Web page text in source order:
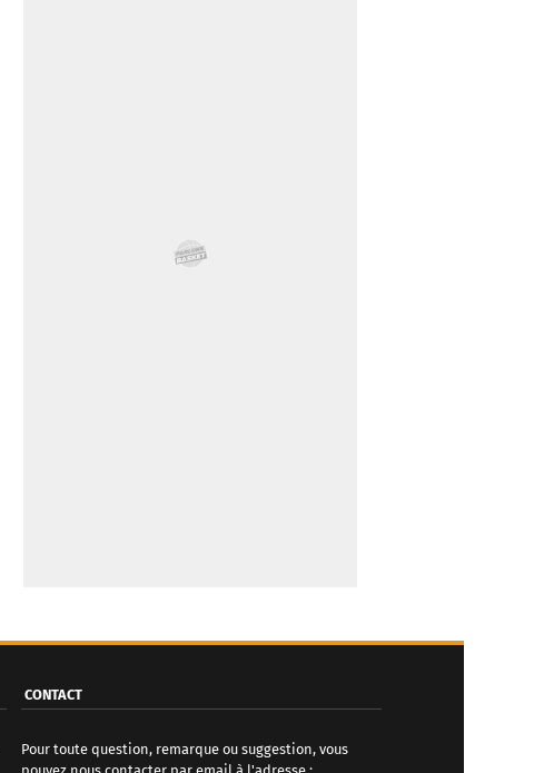
CONTACT
Pour toute question, remarque ou suggestion, vous